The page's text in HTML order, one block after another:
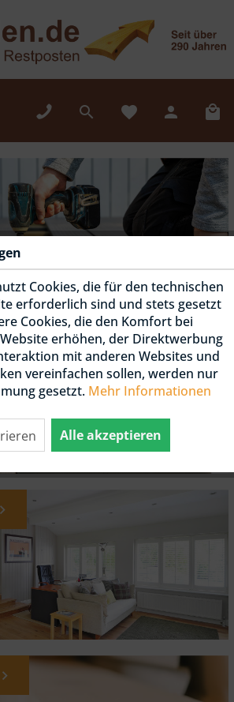
Cookies, die für den technischen
erforderlich sind und stets gesetzt
Cookies, die den Komfort bei
erhöhen, der Direktwerbung
mit anderen Websites und
vereinfachen sollen, werden nur
gesetzt. Mehr Informationen
Alle akzeptieren